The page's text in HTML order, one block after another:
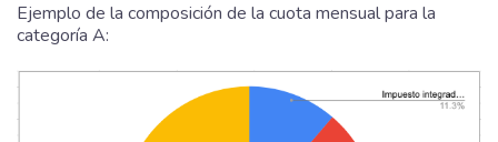
Ejemplo de la composición de la cuota mensual para la
categoría A: